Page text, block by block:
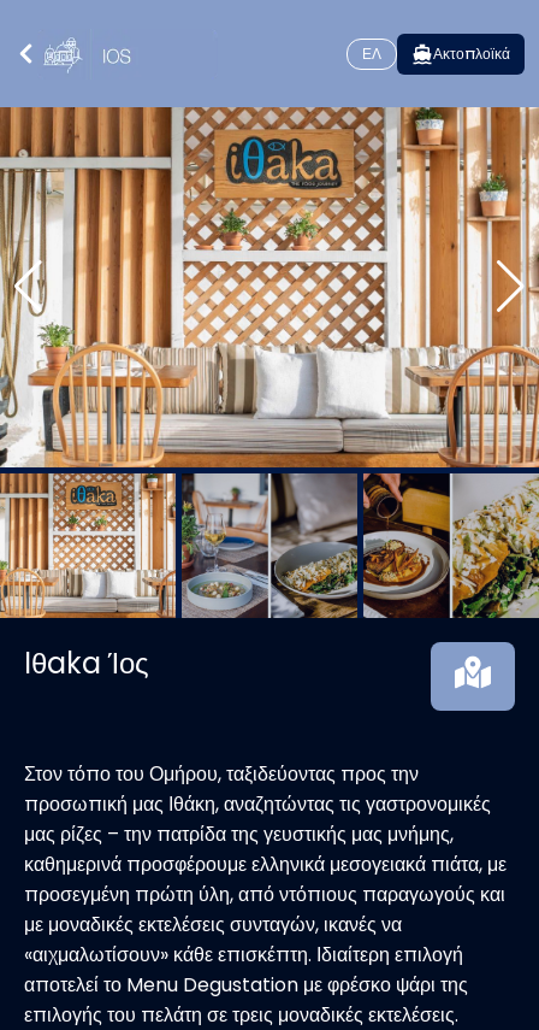
ΕΛ Ακτοπλοϊκά
Iθaka Ίος
Στον τόπο του Ομήρου, ταξιδεύοντας προς την
προσωπική μας Ιθάκη, αναζητώντας τις γαστρονομικές
μας ρίζες – την πατρίδα της γευστικής μας μνήμης,
καθημερινά προσφέρουμε ελληνικά μεσογειακά πιάτα, με
προσεγμένη πρώτη ύλη, από ντόπιους παραγωγούς και
με μοναδικές εκτελέσεις συνταγών, ικανές να
«αιχμαλωτίσουν» κάθε επισκέπτη. Ιδιαίτερη επιλογή
αποτελεί το Menu Degustation με φρέσκο ψάρι της
επιλογής του πελάτη σε τρεις μοναδικές εκτελέσεις.